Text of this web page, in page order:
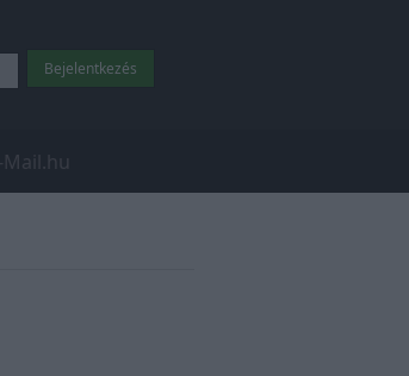
Mail.hu